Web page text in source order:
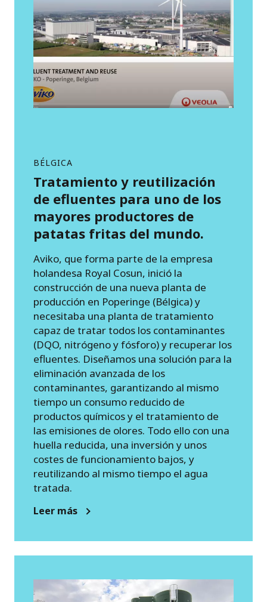
BÉLGICA
Tratamiento y reutilización
de efluentes para uno de los
mayores productores de
patatas fritas del mundo.
Aviko, que forma parte de la empresa
holandesa Royal Cosun, inició la
construcción de una nueva planta de
producción en Poperinge (Bélgica) y
necesitaba una planta de tratamiento
capaz de tratar todos los contaminantes
(DQO, nitrógeno y fósforo) y recuperar los
efluentes. Diseñamos una solución para la
eliminación avanzada de los
contaminantes, garantizando al mismo
tiempo un consumo reducido de
productos químicos y el tratamiento de
las emisiones de olores. Todo ello con una
huella reducida, una inversión y unos
costes de funcionamiento bajos, y
reutilizando al mismo tiempo el agua
tratada.
Leer más